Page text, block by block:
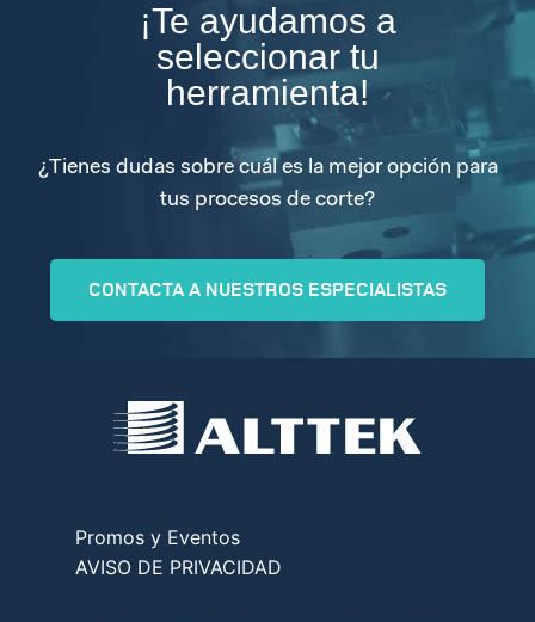
¡Te ayudamos a
seleccionar tu
herramienta!
¿Tienes dudas sobre cuál es la mejor opción para
tus procesos de corte?
CONTACTA A NUESTROS ESPECIALISTAS
Promos y Eventos
AVISO DE PRIVACIDAD